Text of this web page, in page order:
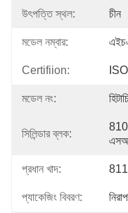
উৎপত্তি স্থল: চীন
মডেল নম্বার:
Certifiion:
মডেল নং:
সিলিন্ডার ব্লক:
প্রধান খাদ:
প্যাকেজিং বিবরণ: